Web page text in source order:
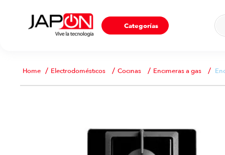
Categorías
Electrodomésticos Cocinas Encimeras a gas